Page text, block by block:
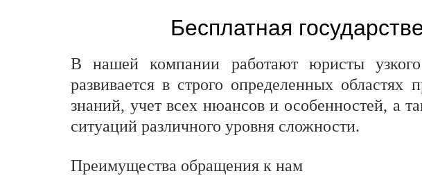
Бесплатная
В нашей компании работают юристы
развивается в строго определенных областях
знаний, учет всех нюансов и особенностей, а
ситуаций различного уровня сложности.
Преимущества обращения к нам